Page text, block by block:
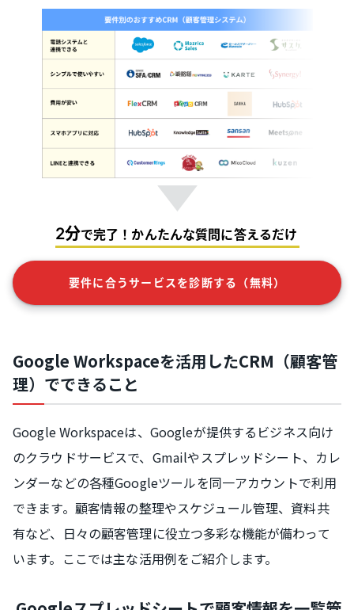
2分で完了！かんたんな質問に答えるだけ
要件に合うサービスを診断する（無料）
Google Workspaceを活用したCRM（顧客管
理）でできること
Google Workspaceは、Googleが提供するビジネス向け
のクラウドサービスで、Gmailやスプレッドシート、カレ
ンダーなどの各種Googleツールを同一アカウントで利用
できます。顧客情報の整理やスケジュール管理、資料共
有など、日々の顧客管理に役立つ多彩な機能が備わって
います。ここでは主な活用例をご紹介します。